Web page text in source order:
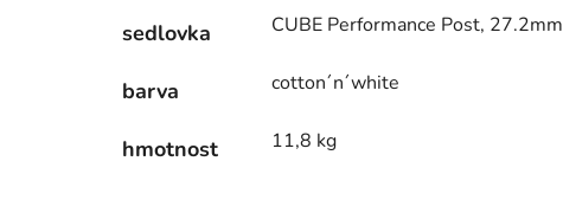
sedlovka CUBE Performance Post, 27.2mm
barva cotton´n´white
hmotnost 11,8 kg